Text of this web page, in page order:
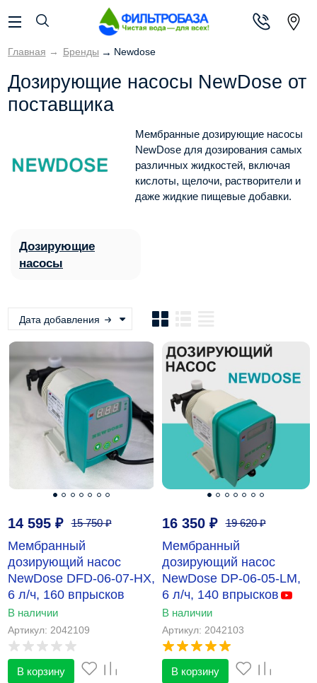
Главная → Бренды → Newdose
Дозирующие насосы NewDose от
поставщика
Мембранные дозирующие насосы
NewDose для дозирования самых
различных жидкостей, включая
кислоты, щелочи, растворители и
даже жидкие пищевые добавки.
Дозирующие
насосы
Дата добавления
14 595 ₽ 15 750₽
Мембранный
дозирующий насос
NewDose DFD-06-07-HX,
6 л/ч, 160 впрысков
В наличии
Артикул: 2042109
В корзину
16 350 ₽ 19 620₽
Мембранный
дозирующий насос
NewDose DP-06-05-LM,
6 л/ч, 140 впрысков
В наличии
Артикул: 2042103
В корзину